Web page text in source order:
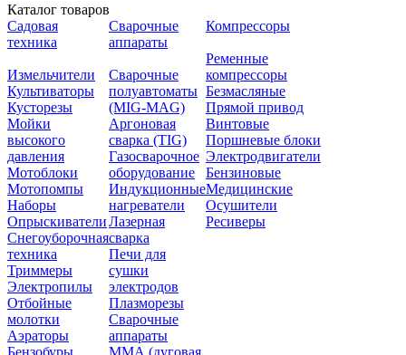
Каталог товаров
Садовая
техника
Измельчители
Культиваторы
Кусторезы
Мойки
высокого
давления
Мотоблоки
Мотопомпы
Наборы
Опрыскиватели
Снегоуборочная
техника
Триммеры
Электропилы
Отбойные
молотки
Аэраторы
Бензобуры
Сварочные
аппараты
Сварочные
полуавтоматы
(MIG-MAG)
Аргоновая
сварка (TIG)
Газосварочное
оборудование
Индукционные
нагреватели
Лазерная
сварка
Печи для
сушки
электродов
Плазморезы
Сварочные
аппараты
ММА (дуговая
Компрессоры
Ременные
компрессоры
Безмасляные
Прямой привод
Винтовые
Поршневые блоки
Электродвигатели
Бензиновые
Медицинские
Осушители
Ресиверы